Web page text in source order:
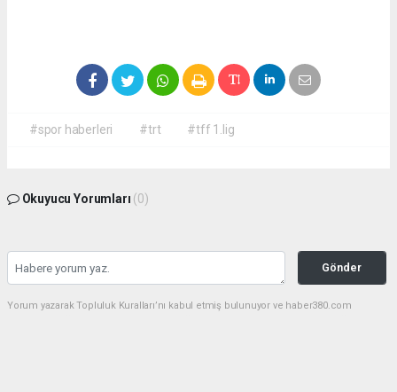
#spor haberleri #trt #tff 1.lig
Okuyucu Yorumları (0)
Gönder
Yorum yazarak Topluluk Kuralları’nı kabul etmiş bulunuyor ve haber380.com